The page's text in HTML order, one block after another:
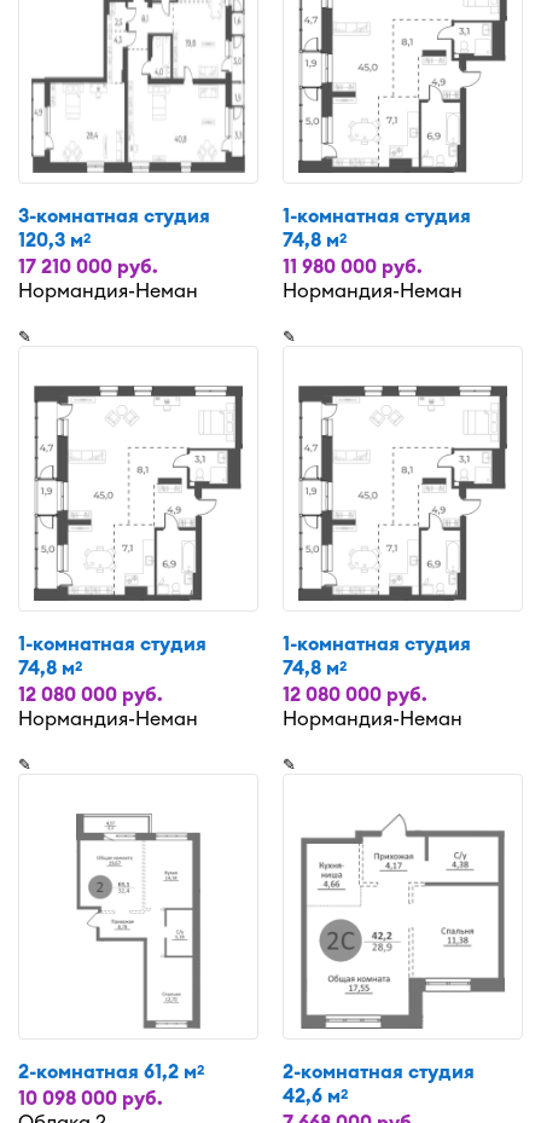
3-комнатная студия
120,3 м2
17 210 000 руб.
Нормандия-Неман
1-комнатная студия
74,8 м2
11 980 000 руб.
Нормандия-Неман
✎
1-комнатная студия
74,8 м2
12 080 000 руб.
Нормандия-Неман
✎
1-комнатная студия
74,8 м2
12 080 000 руб.
Нормандия-Неман
✎
2-комнатная 61,2 м2
10 098 000 руб.
✎
2-комнатная студия
42,6 м2